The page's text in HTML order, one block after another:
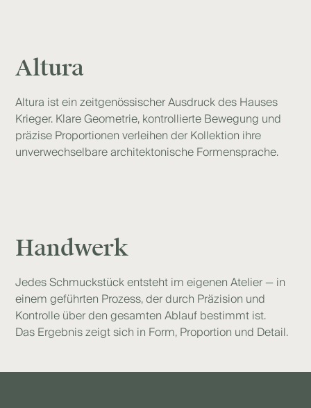
Altura
Altura ist ein zeitgenössischer Ausdruck des Hauses
Krieger. Klare Geometrie, kontrollierte Bewegung und
präzise Proportionen verleihen der Kollektion ihre
unverwechselbare architektonische Formensprache.
Handwerk
Jedes Schmuckstück entsteht im eigenen Atelier — in
einem geführten Prozess, der durch Präzision und
Kontrolle über den gesamten Ablauf bestimmt ist.
Das Ergebnis zeigt sich in Form, Proportion und Detail.